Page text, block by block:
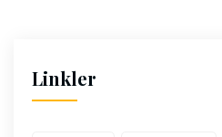
Linkler